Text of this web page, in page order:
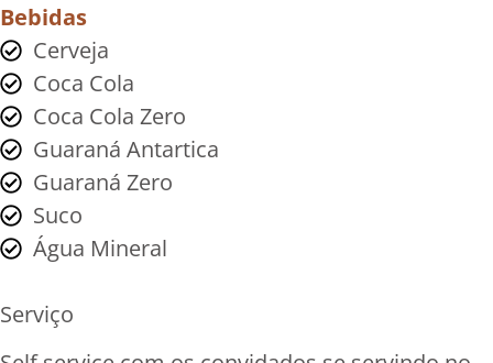
Bebidas
Cerveja
Coca Cola
Coca Cola Zero
Guaraná Antartica
Guaraná Zero
Suco
Água Mineral
Serviço